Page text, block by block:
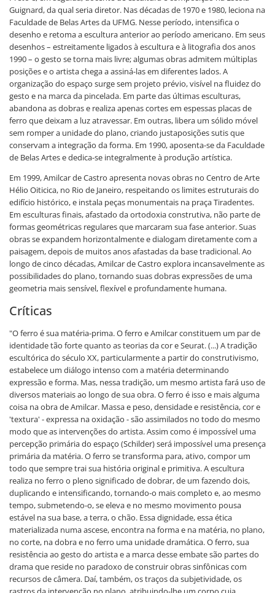
Guignard, da qual seria diretor. Nas décadas de 1970 e 1980, leciona na
Faculdade de Belas Artes da UFMG. Nesse período, intensifica o
desenho e retoma a escultura anterior ao período americano. Em seus
desenhos – estreitamente ligados à escultura e à litografia dos anos
1990 – o gesto se torna mais livre; algumas obras admitem múltiplas
posições e o artista chega a assiná-las em diferentes lados. A
organização do espaço surge sem projeto prévio, visível na fluidez do
gesto e na marca da pincelada. Em parte das últimas esculturas,
abandona as dobras e realiza apenas cortes em espessas placas de
ferro que deixam a luz atravessar. Em outras, libera um sólido móvel
sem romper a unidade do plano, criando justaposições sutis que
conservam a integração da forma. Em 1990, aposenta-se da Faculdade
de Belas Artes e dedica-se integralmente à produção artística.
Em 1999, Amilcar de Castro apresenta novas obras no Centro de Arte
Hélio Oiticica, no Rio de Janeiro, respeitando os limites estruturais do
edifício histórico, e instala peças monumentais na praça Tiradentes.
Em esculturas finais, afastado da ortodoxia construtiva, não parte de
formas geométricas regulares que marcaram sua fase anterior. Suas
obras se expandem horizontalmente e dialogam diretamente com a
paisagem, depois de muitos anos afastadas da base tradicional. Ao
longo de cinco décadas, Amilcar de Castro explora incansavelmente as
possibilidades do plano, tornando suas dobras expressões de uma
geometria mais sensível, flexível e profundamente humana.
Críticas
"O ferro é sua matéria-prima. O ferro e Amilcar constituem um par de
identidade tão forte quanto as teorias da cor e Seurat. (...) A tradição
escultórica do século XX, particularmente a partir do construtivismo,
estabelece um diálogo intenso com a matéria determinando
expressão e forma. Mas, nessa tradição, um mesmo artista fará uso de
diversos materiais ao longo de sua obra. O ferro é isso e mais alguma
coisa na obra de Amilcar. Massa e peso, densidade e resistência, cor e
'textura' - expressa na oxidação - são assimilados no todo do mesmo
modo que as intervenções do artista. Assim como é impossível uma
percepção primária do espaço (Schilder) será impossível uma presença
primária da matéria. O ferro se transforma para, ativo, compor um
todo que sempre trai sua história original e primitiva. A escultura
realiza no ferro o pleno significado de dobrar, de um fazendo dois,
duplicando e intensificando, tornando-o mais completo e, ao mesmo
tempo, submetendo-o, se eleva e no mesmo movimento pousa
estável na sua base, a terra, o chão. Essa dignidade, essa ética
materializada numa ascese, encontra na forma e na matéria, no plano,
no corte, na dobra e no ferro uma unidade dramática. O ferro, sua
resistência ao gesto do artista e a marca desse embate são partes do
drama que reside no paradoxo de construir obras sinfônicas com
recursos de câmera. Daí, também, os traços da subjetividade, os